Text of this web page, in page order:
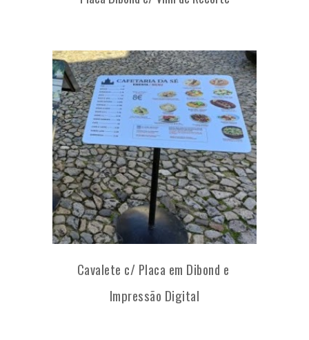
Cavalete c/ Placa em Dibond e
Impressão Digital